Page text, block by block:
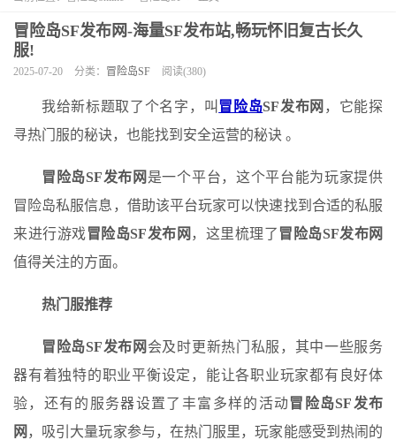
冒险岛SF发布网-海量SF发布站,畅玩怀旧复古长久
服!
2025-07-20 分类： 冒险岛SF 阅读(380)
我给新标题取了个名字，叫 冒险岛SF发布网 ，它能探
寻热门服的秘诀，也能找到安全运营的秘诀 。
冒险岛SF发布网 是一个平台，这个平台能为玩家提供
冒险岛私服信息，借助该平台玩家可以快速找到合适的私服
来进行游戏冒险岛SF发布网 ，这里梳理了 冒险岛SF发布网
值得关注的方面。
热门服推荐
冒险岛SF发布网 会及时更新热门私服，其中一些服务
器有着独特的职业平衡设定，能让各职业玩家都有良好体
验，还有的服务器设置了丰富多样的活动 冒险岛SF发布
网 ，吸引大量玩家参与，在热门服里，玩家能感受到热闹的